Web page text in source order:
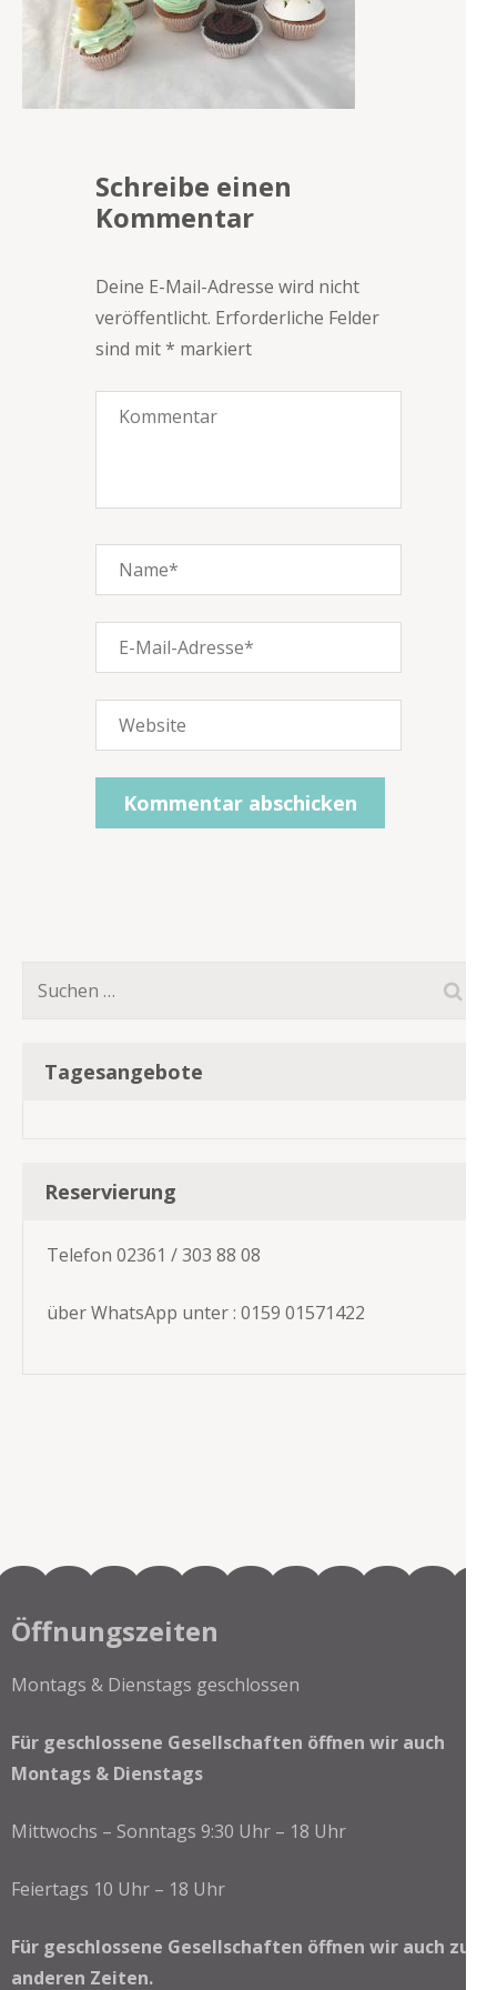
Schreibe einen
Kommentar
Deine E-Mail-Adresse wird nicht
veröffentlicht. Erforderliche Felder
sind mit* markiert
Suchen
Tagesangebote
Reservierung
Telefon 02361 / 303 88 08
über WhatsApp unter : 0159 01571422
Öffnungszeiten
Montags & Dienstags geschlossen
Für geschlossene Gesellschaften öffnen wir auch
Montags & Dienstags
Mittwochs – Sonntags 9:30 Uhr – 18 Uhr
Feiertags 10 Uhr – 18 Uhr
Für geschlossene Gesellschaften öffnen wir auch zu
anderen Zeiten.